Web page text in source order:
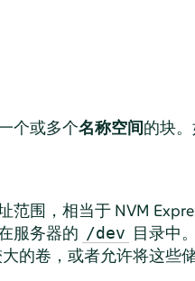
个或多个名称空间的块
围，相当于 NVM
服务器的 /dev 目录中
的卷，或者允许将这些